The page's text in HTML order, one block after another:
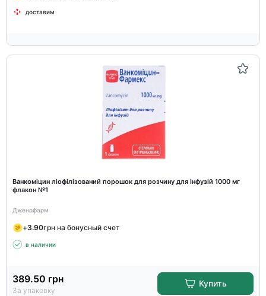
доставим
Ванкоміцин ліофілізований порошок для розчину для інфузій 1000 мг
флакон №1
Дженофарм
+3.90грн на бонусный счет
в наличии
389.50 грн
За упаковку
Купить